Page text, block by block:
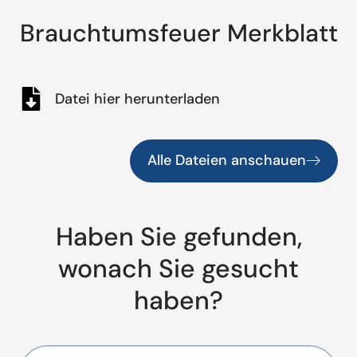
Brauchtumsfeuer Merkblatt
Datei hier herunterladen
Alle Dateien anschauen
Haben Sie gefunden,
wonach Sie gesucht
haben?